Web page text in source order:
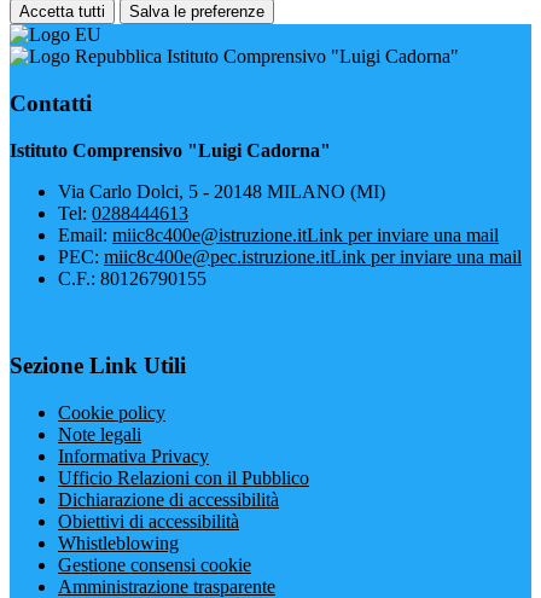
Accetta tutti Salva le preferenze
Istituto Comprensivo "Luigi Cadorna"
Contatti
Istituto Comprensivo "Luigi Cadorna"
Via Carlo Dolci, 5 - 20148 MILANO (MI)
Tel: 0288444613
Email: miic8c400e@istruzione.itLink per inviare una mail
PEC: miic8c400e@pec.istruzione.itLink per inviare una mail
C.F.: 80126790155
Sezione Link Utili
Cookie policy
Note legali
Informativa Privacy
Ufficio Relazioni con il Pubblico
Dichiarazione di accessibilità
Obiettivi di accessibilità
Whistleblowing
Gestione consensi cookie
Amministrazione trasparente